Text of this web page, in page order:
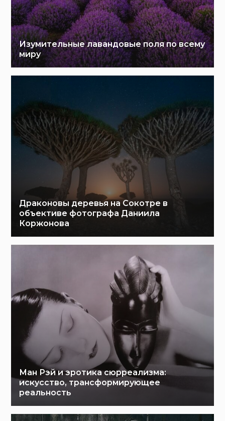
Изумительные лавандовые поля по всему
миру
Драконовы деревья на Сокотре в
объективе фотографа Даниила
Коржонова
Ман Рэй и эротика сюрреализма:
искусство, трансформирующее
реальность